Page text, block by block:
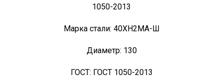
1050-2013
Марка стали: 40ХН2МА-Ш
Диаметр: 130
ГОСТ: ГОСТ 1050-2013